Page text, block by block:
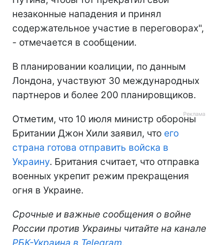
незаконные нападения и принял
содержательное участие в переговорах",
- отмечается в сообщении.
В планировании коалиции, по данным
Лондона, участвуют 30 международных
партнеров и более 200 планировщиков.
Отметим, что 10 июля министр обороны
Британии Джон Хили заявил, что его
страна готова отправить войска в
Украину. Британия считает, что отправка
военных укрепит режим прекращения
огня в Украине.
Срочные и важные сообщения о войне
России против Украины читайте на канале
РБК-Украина в Telegram.